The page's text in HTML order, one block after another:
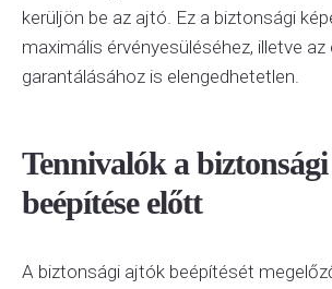
kerüljön be az ajtó. Ez a biztonsági
maximális érvényesüléséhez, illetve
garantálásához is elengedhetetlen.
Tennivalók a
beépítése előtt
A biztonsági ajtók beépítését